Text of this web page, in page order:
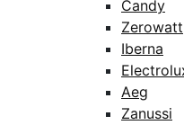
Candy
Zerowatt
Iberna
Aeg
Zanussi